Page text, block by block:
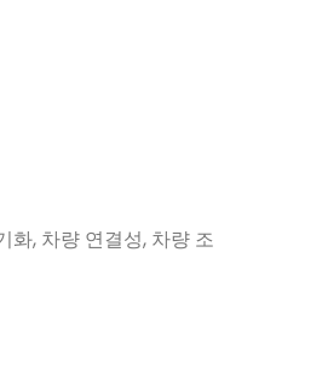
화, 차량 연결성, 차량 조